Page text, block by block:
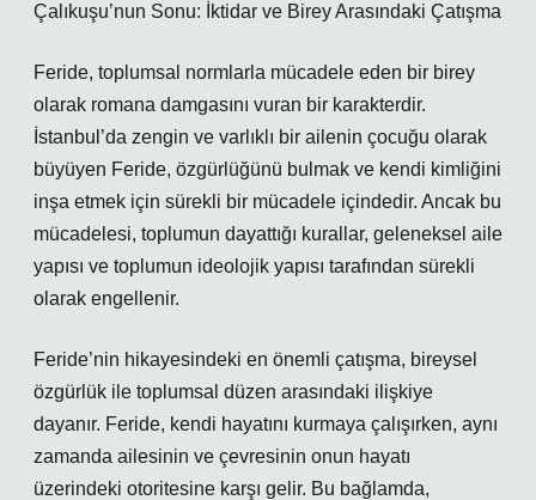
Çalıkuşu’nun Sonu: İktidar ve Birey Arasındaki Çatışma
Feride, toplumsal normlarla mücadele eden bir birey
olarak romana damgasını vuran bir karakterdir.
İstanbul’da zengin ve varlıklı bir ailenin çocuğu olarak
büyüyen Feride, özgürlüğünü bulmak ve kendi kimliğini
inşa etmek için sürekli bir mücadele içindedir. Ancak bu
mücadelesi, toplumun dayattığı kurallar, geleneksel aile
yapısı ve toplumun ideolojik yapısı tarafından sürekli
olarak engellenir.
Feride’nin hikayesindeki en önemli çatışma, bireysel
özgürlük ile toplumsal düzen arasındaki ilişkiye
dayanır. Feride, kendi hayatını kurmaya çalışırken, aynı
zamanda ailesinin ve çevresinin onun hayatı
üzerindeki otoritesine karşı gelir. Bu bağlamda,